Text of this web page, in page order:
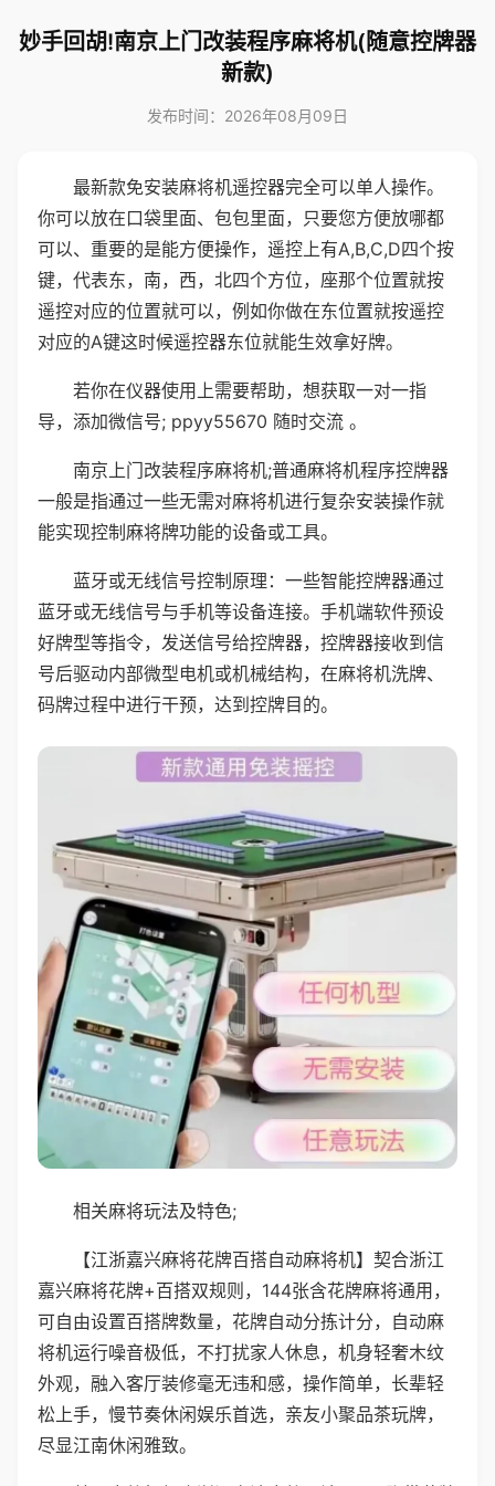
妙手回胡!南京上门改装程序麻将机(随意控牌器
新款)
发布时间：2026年08月09日
最新款免安装麻将机遥控器完全可以单人操作。
你可以放在口袋里面、包包里面，只要您方便放哪都
可以、重要的是能方便操作，遥控上有A,B,C,D四个按
键，代表东，南，西，北四个方位，座那个位置就按
遥控对应的位置就可以，例如你做在东位置就按遥控
对应的A键这时候遥控器东位就能生效拿好牌。
若你在仪器使用上需要帮助，想获取一对一指
导，添加微信号; ppyy55670 随时交流 。
南京上门改装程序麻将机;普通麻将机程序控牌器
一般是指通过一些无需对麻将机进行复杂安装操作就
能实现控制麻将牌功能的设备或工具。
蓝牙或无线信号控制原理：一些智能控牌器通过
蓝牙或无线信号与手机等设备连接。手机端软件预设
好牌型等指令，发送信号给控牌器，控牌器接收到信
号后驱动内部微型电机或机械结构，在麻将机洗牌、
码牌过程中进行干预，达到控牌目的。
相关麻将玩法及特色;
【江浙嘉兴麻将花牌百搭自动麻将机】契合浙江
嘉兴麻将花牌+百搭双规则，144张含花牌麻将通用，
可自由设置百搭牌数量，花牌自动分拣计分，自动麻
将机运行噪音极低，不打扰家人休息，机身轻奢木纹
外观，融入客厅装修毫无违和感，操作简单，长辈轻
松上手，慢节奏休闲娱乐首选，亲友小聚品茶玩牌，
尽显江南休闲雅致。